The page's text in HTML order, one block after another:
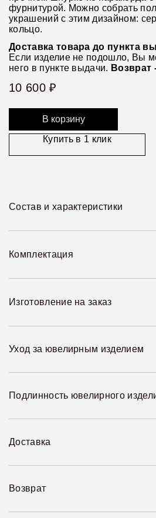
фурнитурой. Можно собрать
украшений с этим дизайном:
кольцо.
Доставка товара до пункта
Если изделие не подошло, Вы
него в пункте выдачи. Возврат
10 600₽
В корзину
Купить в 1 клик
Состав и характеристики
Комплектация
Изготовление на заказ
Уход за ювелирным изделием
Подлинность ювелирного
Доставка
Возврат